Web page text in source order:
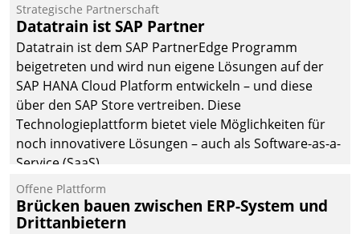
Strategische Partnerschaft
Datatrain ist SAP Partner
Datatrain ist dem SAP PartnerEdge Programm
beigetreten und wird nun eigene Lösungen auf der
SAP HANA Cloud Platform entwickeln – und diese
über den SAP Store vertreiben. Diese
Technologieplattform bietet viele Möglichkeiten für
noch innovativere Lösungen – auch als Software-as-a-
Service (SaaS).
Offene Plattform
Brücken bauen zwischen ERP-System und
Drittanbietern